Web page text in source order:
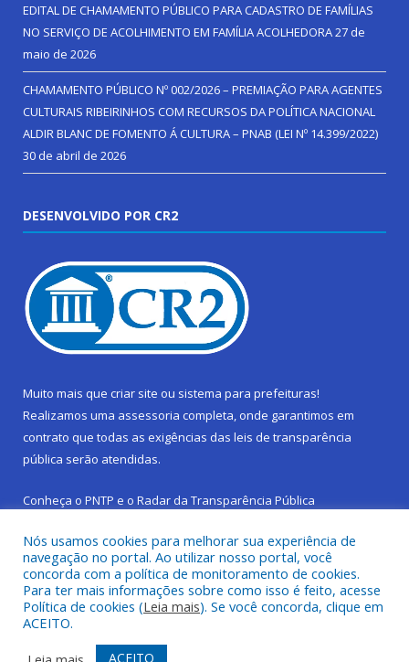
EDITAL DE CHAMAMENTO PÚBLICO PARA CADASTRO DE FAMÍLIAS
NO SERVIÇO DE ACOLHIMENTO EM FAMÍLIA ACOLHEDORA27 de
maio de 2026
CHAMAMENTO PÚBLICO Nº 002/2026 – PREMIAÇÃO PARA AGENTES
CULTURAIS RIBEIRINHOS COM RECURSOS DA POLÍTICA NACIONAL
ALDIR BLANC DE FOMENTO Á CULTURA – PNAB (LEI Nº 14.399/2022)
30 de abril de 2026
DESENVOLVIDO POR CR2
Muito mais que criar site ou sistema para prefeituras!
Realizamos uma assessoria completa, onde garantimos em
contrato que todas as exigências das leis de transparência
pública serão atendidas.
Conheça o PNTP e o Radar da Transparência Pública
Todos os direitos reservados a Prefeitura Municipal de São
Sebastião da Boa Vista.
Frequência Online Mapa do Site
Nós usamos cookies para melhorar sua experiência de
navegação no portal. Ao utilizar nosso portal, você
concorda com a política de monitoramento de cookies.
Para ter mais informações sobre como isso é feito, acesse
Política de cookies (Leia mais). Se você concorda, clique em
ACEITO.
ACEITO